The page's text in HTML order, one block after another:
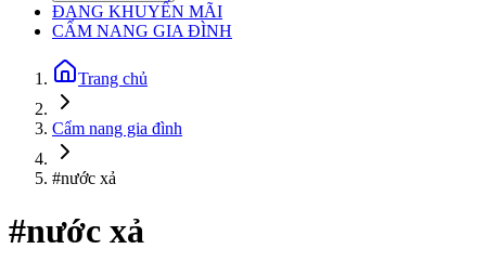
ĐANG KHUYẾN MÃI
CẨM NANG GIA ĐÌNH
Trang chủ
Cẩm nang gia đình
#nước xả
#nước xả